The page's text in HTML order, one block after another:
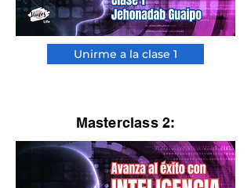
Unirme a la clase 1
Masterclass 2: